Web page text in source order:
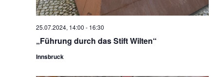
„Führung durch das Stift Wilten“
25.07.2024, 14:00 - 16:30
Innsbruck